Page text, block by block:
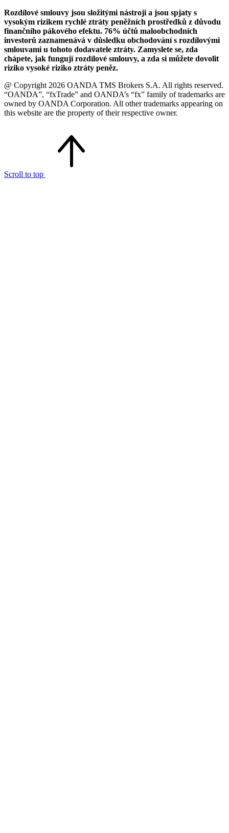
Rozdílové smlouvy jsou složitými nástroji a jsou spjaty s
vysokým rizikem rychlé ztráty peněžních prostředků z důvodu
finančního pákového efektu. 76% účtů maloobchodních
investorů zaznamenává v důsledku obchodování s rozdílovými
smlouvami u tohoto dodavatele ztráty. Zamyslete se, zda
chápete, jak fungují rozdílové smlouvy, a zda si můžete dovolit
riziko vysoké riziko ztráty peněz.
@ Copyright 2026 OANDA TMS Brokers S.A. All rights reserved.
“OANDA”, “fxTrade” and OANDA’s “fx” family of trademarks are
owned by OANDA Corporation. All other trademarks appearing on
this website are the property of their respective owner.
Scroll to top